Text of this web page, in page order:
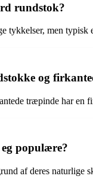
rundstok?
tykkelser, men
og
træpinde har en
populære?
af deres naturlige